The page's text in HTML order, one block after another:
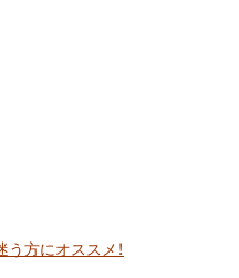
う方にオススメ！